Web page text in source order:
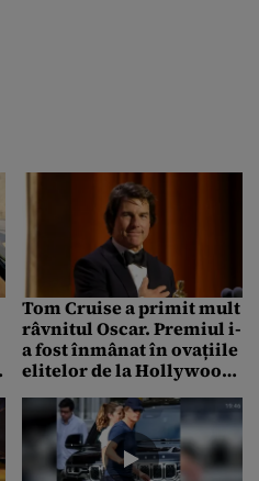
Tom Cruise a primit mult
râvnitul Oscar. Premiul i-
a fost înmânat în ovațiile
elitelor de la Hollywood
peste patru decenii